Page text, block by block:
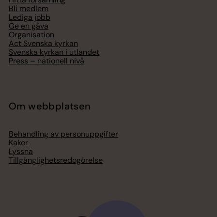
Bli medlem
Lediga jobb
Ge en gåva
Organisation
Act Svenska kyrkan
Svenska kyrkan i utlandet
Press – nationell nivå
Om webbplatsen
Behandling av personuppgifter
Kakor
Lyssna
Tillgänglighetsredogörelse